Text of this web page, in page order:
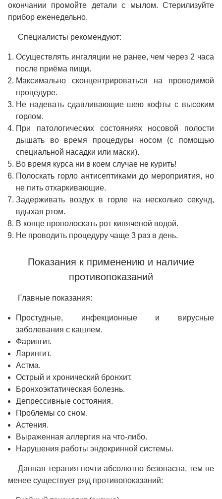
окончании промойте детали с мылом. Стерилизуйте
прибор еженедельно.
Специалисты рекомендуют:
Осуществлять ингаляции не ранее, чем через 2 часа
после приёма пищи.
Максимально сконцентрироваться на проводимой
процедуре.
Не надевать сдавливающие шею кофты с высоким
горлом.
При патологических состояниях носовой полости
дышать во время процедуры носом (с помощью
специальной насадки или маски).
Во время курса ни в коем случае не курить!
Полоскать горло антисептиками до мероприятия, но
не пить отхаркивающие.
Задерживать воздух в горле на несколько секунд,
вдыхая ртом.
В конце прополоскать рот кипяченой водой.
Не проводить процедуру чаще 3 раз в день.
Показания к применению и наличие
противопоказаний
Главные показания:
Простудные, инфекционные и вирусные
заболевания с кашлем.
Фарингит.
Ларингит.
Астма.
Острый и хронический бронхит.
Бронхоэктатическая болезнь.
Депрессивные состояния.
Проблемы со сном.
Астения.
Выраженная аллергия на что-либо.
Нарушения работы эндокринной системы.
Данная терапия почти абсолютно безопасна, тем не
менее существует ряд противопоказаний: